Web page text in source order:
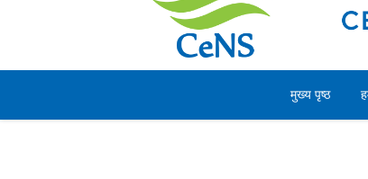
मुख्य पृष्ठ
शुक्रवार, 07 अगस्त 2026